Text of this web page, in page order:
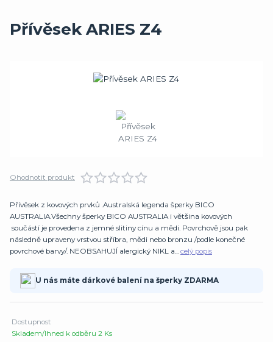
Přívěsek ARIES Z4
Ohodnotit produkt
Přívěsek z kovových prvků .Australská legenda šperky BICO
AUSTRALIA.Všechny šperky BICO AUSTRALIA i většina kovových
součástí je provedena z jemné slitiny cínu a mědi. Povrchově jsou pak
následně upraveny vrstvou stříbra, mědi nebo bronzu /podle konečné
povrchové barvy/. NEOBSAHUJÍ alergický NIKL a... celý popis
U nás máte dárkové balení na šperky ZDARMA
Dostupnost
Skladem/Ihned k odběru 2 Ks